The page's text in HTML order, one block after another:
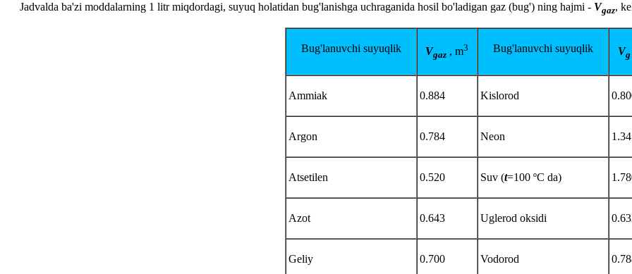
Jadvalda ba'zi moddalarning 1 litr miqdordagi, suyuq holatidan bug'lanishga uchraganida hosil bo'ladigan gaz (bug') ning hajmi - Vgaz,
Bug'lanuvchi suyuqlik Vgaz , m3 Bug'lanuvchi suyuqlik Vg
Ammiak 0.884 Kislorod
Argon 0.784 Neon
Atsetilen 0.520 Suv (t=100 ºC da)
Azot 0.643 Uglerod oksidi
Geliy 0.700 Vodorod